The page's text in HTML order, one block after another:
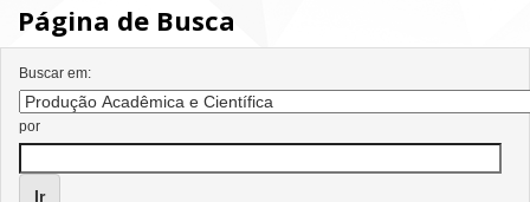
Página de Busca
Buscar em:
por